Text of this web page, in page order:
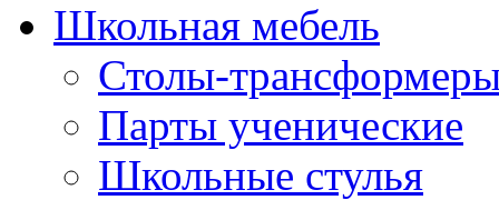
Школьная мебель
Столы-
Парты ученические
Школьные стулья